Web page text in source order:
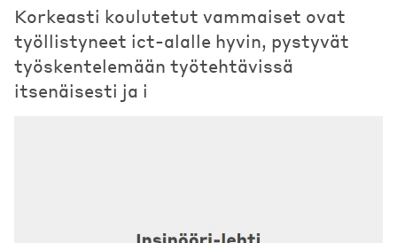
Korkeasti koulutetut vammaiset ovat
työllistyneet ict-alalle hyvin, pystyvät
työskentelemään työtehtävissä
itsenäisesti ja i